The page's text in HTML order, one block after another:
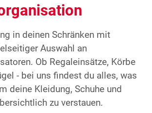
in deinen Schränken mit
Auswahl an
Ob Regaleinsätze, Körbe
- bei uns findest du alles, was
deine Kleidung, Schuhe und
zu verstauen.